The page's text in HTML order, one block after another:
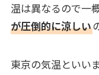
温は異なるので一
が圧倒的に涼しい
東京の気温といい